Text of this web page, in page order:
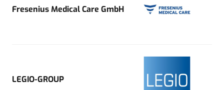
Fresenius Medical Care GmbH
LEGIO-GROUP